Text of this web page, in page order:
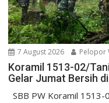
7 August 2026 Pelopor
Koramil 1513-02/
Gelar Jumat Bersih
SBB PW Koramil